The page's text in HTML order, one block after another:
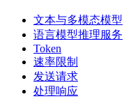
文本与多模态模型
语言模型推理服务
Token
速率限制
发送请求
处理响应